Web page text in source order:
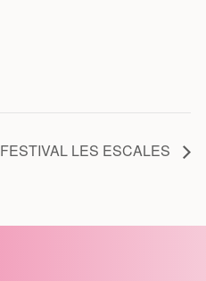
FESTIVAL LES ESCALES